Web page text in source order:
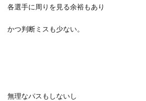
各選手に周りを見る余裕もあり
かつ判断ミスも少ない。
無理なパスもしないし